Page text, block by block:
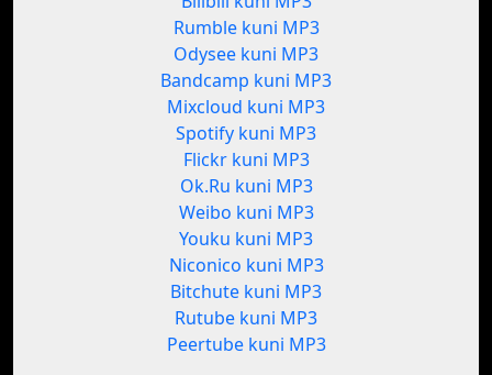
Rumble kuni MP3
Odysee kuni MP3
Bandcamp kuni MP3
Mixcloud kuni MP3
Spotify kuni MP3
Flickr kuni MP3
Ok.Ru kuni MP3
Weibo kuni MP3
Youku kuni MP3
Niconico kuni MP3
Bitchute kuni MP3
Rutube kuni MP3
Peertube kuni MP3